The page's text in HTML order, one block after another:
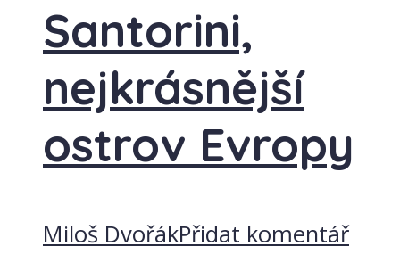
Santorini,
nejkrásnější
ostrov Evropy
Miloš DvořákPřidat komentář